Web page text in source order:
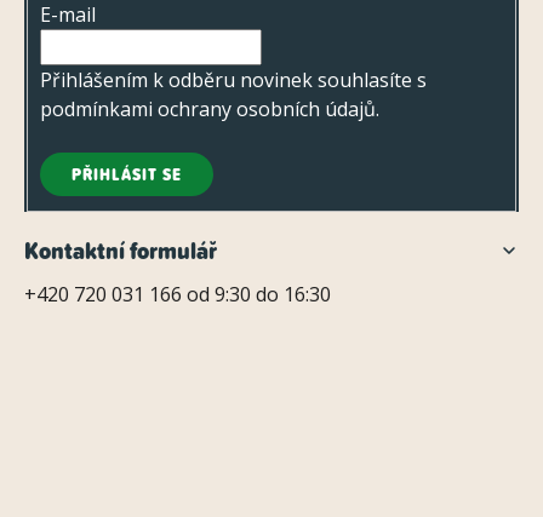
E-mail
Přihlášením k odběru novinek souhlasíte s
podmínkami ochrany osobních údajů.
PŘIHLÁSIT SE
Kontaktní formulář
+420 720 031 166 od 9:30 do 16:30